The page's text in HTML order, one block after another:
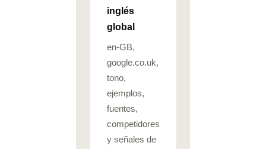
inglés
global
en-GB,
google.co.uk,
tono,
ejemplos,
fuentes,
competidores
y señales de